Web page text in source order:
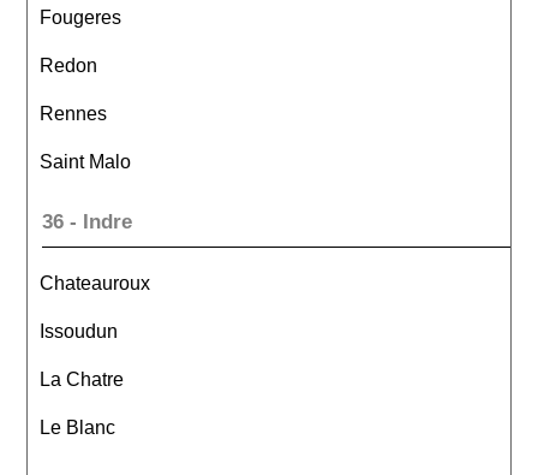
Fougeres
Redon
Rennes
Saint Malo
36 - Indre
Chateauroux
Issoudun
La Chatre
Le Blanc